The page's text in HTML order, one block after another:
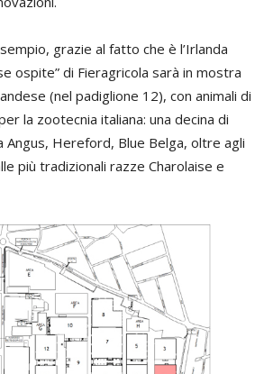
grazie al fatto che è l’Irlanda
ospite” di Fieragricola sarà in mostra
(nel padiglione 12), con animali di
la zootecnia italiana: una decina di
Angus, Hereford, Blue Belga, oltre agli
più tradizionali razze Charolaise e